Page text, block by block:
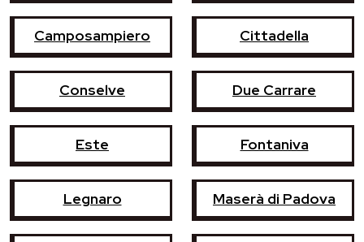
Camposampiero Cittadella
Conselve Due Carrare
Este Fontaniva
Legnaro Maserà di Padova